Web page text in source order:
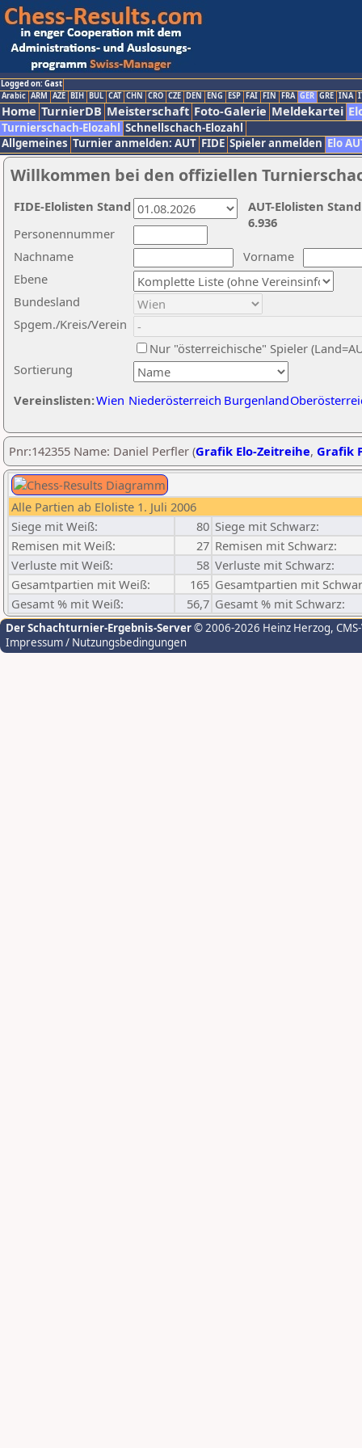
Logged on: Gast
Arabic ARM AZE BIH BUL CAT CHN CRO CZE DEN ENG ESP FAI FIN FRA GER GRE INA
Home TurnierDB Meisterschaft Foto-Galerie Meldekartei
Turnierschach-Elozahl Schnellschach-Elozahl
Allgemeines Turnier anmelden: AUT FIDE Spieler anmelden Elo
Willkommen bei den offiziellen
Nachname
Vorname
Ebene
Sortierung
Personennummer
Bundesland
Spgem./Kreis/Verein
Nur "österreichische" Spieler
Vereinslisten:Wien Niederösterreich Burgenland
AUT-Elolisten
6.936
FIDE-Elolisten Stand
Pnr:142355 Name: Daniel Perfler (Grafik Elo-Zeitreihe, Grafik
Alle Partien ab Eloliste 1. Juli 2006
Siege mit Weiß:
80 Siege mit Schwarz:
Remisen mit Weiß:
27 Remisen mit Schwarz:
Verluste mit Weiß:
58 Verluste mit Schwarz:
Gesamtpartien mit Weiß:
165 Gesamtpartien mit
Gesamt % mit Weiß:
56,7 Gesamt % mit Schwarz:
Der Schachturnier-Ergebnis-Server© 2006-2026 Heinz Herzog,
Impressum / Nutzungsbedingungen